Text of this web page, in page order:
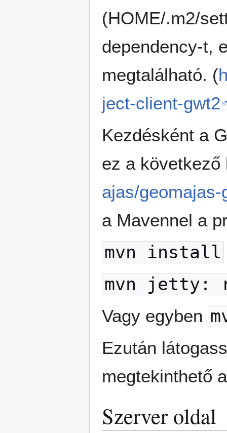
(HOME/.m2/
dependency-t,
megtalálható. (
ject-client-gwt2
Kezdésként a
ez a következő
ajas/
a Mavennel a
mvn install
mvn jetty:
Vagy egyben
Ezután
megtekinthető
Szerver oldal